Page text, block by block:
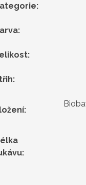
:
:
:
:
:
: